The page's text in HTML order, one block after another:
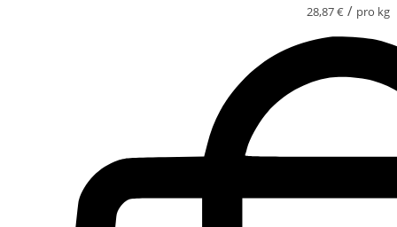
28,87€ / pro kg